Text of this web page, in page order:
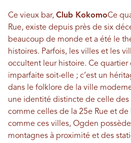
Ce vieux bar, Club KokomoCe
Rue, existe depuis près de six
beaucoup de monde et a été le
histoires. Parfois, les villes et les
occultent leur histoire. Ce quartier
imparfaite soit-elle ; c’est un
dans le folklore de la ville
une identité distincte de celle des
comme celles de la 25e Rue et de
comme ces villes, Ogden
montagnes à proximité et des